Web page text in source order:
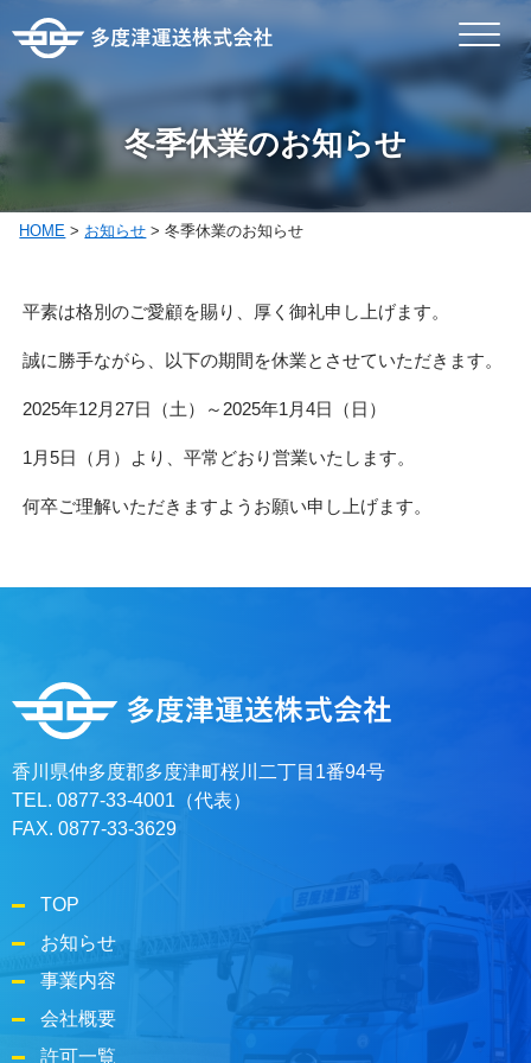
冬季休業のお知らせ
HOME > お知らせ >冬季休業のお知らせ
平素は格別のご愛顧を賜り、厚く御礼申し上げます。
誠に勝手ながら、以下の期間を休業とさせていただきます。
2025年12月27日（土）～2025年1月4日（日）
1月5日（月）より、平常どおり営業いたします。
何卒ご理解いただきますようお願い申し上げます。
香川県仲多度郡多度津町桜川二丁目1番94号
TEL. 0877-33-4001（代表）
FAX. 0877-33-3629
TOP
お知らせ
事業内容
会社概要
許可一覧